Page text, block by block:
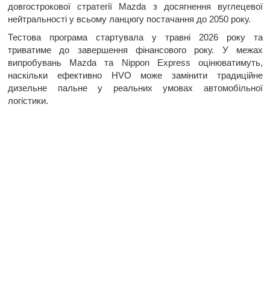
довгострокової стратегії Mazda з досягнення вуглецевої
нейтральності у всьому ланцюгу постачання до 2050 року.
Тестова програма стартувала у травні 2026 року та
триватиме до завершення фінансового року. У межах
випробувань Mazda та Nippon Express оцінюватимуть,
наскільки ефективно HVO може замінити традиційне
дизельне пальне у реальних умовах автомобільної
логістики.